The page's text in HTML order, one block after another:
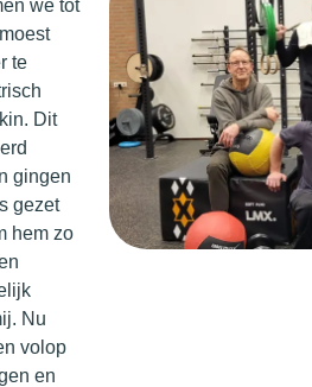
we tot
te
Dit
gingen
gezet
hem zo
Nu
volop
en